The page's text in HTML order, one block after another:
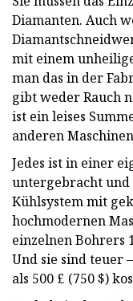
Diamanten. Auch
mit einem
man das in der
gibt weder Rauch
ist ein leises
anderen
Jedes ist in einer
untergebracht
Kühlsystem mit
hochmodernen
einzelnen Bohrers
Und sie sind teuer
als 500 £ (750 $)